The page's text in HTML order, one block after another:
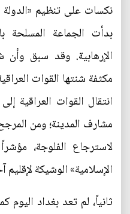
نكسات على تنظيم «الدولة
بدأت الجماعة المسلحة
الإرهابية. وقد سبق
مكثفة شنتها القوات
انتقال القوات العراقية
مشارف المدينة؛ ومن
لاسترجاع الفلوجة،
الإسلامية» الوشيكة لإقليم